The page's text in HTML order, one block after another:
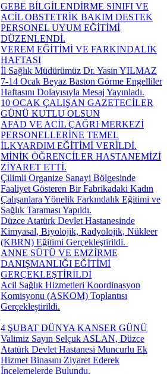
GEBE BİLGİLENDİRME SINIFI VE
ACİL OBSTETRİK BAKIM DESTEK
PERSONEL UYUM EĞİTİMİ
DÜZENLENDİ.
VEREM EĞİTİMİ VE FARKINDALIK
HAFTASI
İl Sağlık Müdürümüz Dr. Yasin YILMAZ
7-14 Ocak Beyaz Baston Görme Engelliler
Haftasını Dolayısıyla Mesaj Yayınladı.
10 OCAK ÇALIŞAN GAZETECİLER
GÜNÜ KUTLU OLSUN
AFAD VE ACİL ÇAĞRI MERKEZİ
PERSONELLERİNE TEMEL
İLKYARDIM EĞİTİMİ VERİLDİ.
MİNİK ÖĞRENCİLER HASTANEMİZİ
ZİYARET ETTİ.
Çilimli Organize Sanayi Bölgesinde
Faaliyet Gösteren Bir Fabrikadaki Kadın
Çalışanlara Yönelik Farkındalık Eğitimi ve
Sağlık Taraması Yapıldı.
Düzce Atatürk Devlet Hastanesinde
Kimyasal, Biyolojik, Radyolojik, Nükleer
(KBRN) Eğitimi Gerçekleştirildi. ​
ANNE SÜTÜ VE EMZİRME
DANIŞMANLIĞI EĞİTİMİ
GERÇEKLEŞTİRİLDİ
Acil Sağlık Hizmetleri Koordinasyon
Komisyonu (ASKOM) Toplantısı
Gerçekleştirildi.
4 ŞUBAT DÜNYA KANSER GÜNÜ
Valimiz Sayın Selçuk ASLAN, Düzce
Atatürk Devlet Hastanesi Muncurlu Ek
Hizmet Binasını Ziyaret Ederek
İncelemelerde Bulundu.